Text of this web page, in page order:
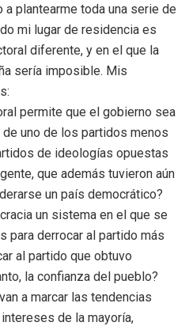
plantearme toda una serie de
mi lugar de residencia es
diferente, y en el que la
sería imposible. Mis
permite que el gobierno sea
uno de los partidos menos
de ideologías opuestas
que además tuvieron aún
un país democrático?
un sistema en el que se
para derrocar al partido más
al partido que obtuvo
la confianza del pueblo?
a marcar las tendencias
de la mayoría,